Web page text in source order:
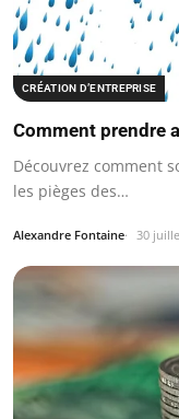
CRÉATION D’ENTREPRISE
Comment prendre
Découvrez comment
les pièges des…
Alexandre Fontaine 30